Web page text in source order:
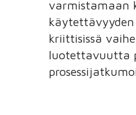
varmistamaan
kriittisissä
luotettavuutta